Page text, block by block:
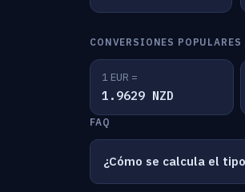
CONVERSIONES POPULARES
1 EUR =
1.9629 NZD
FAQ
¿Cómo se calcula el tipo